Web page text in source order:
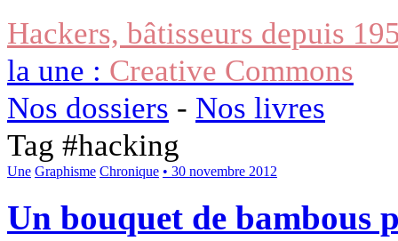
Hackers, bâtisseurs depuis
la une : Creative Commons
Nos dossiers - Nos livres
Tag #hacking
Une Graphisme Chronique • 30 novembre 2012
Un bouquet de bambous